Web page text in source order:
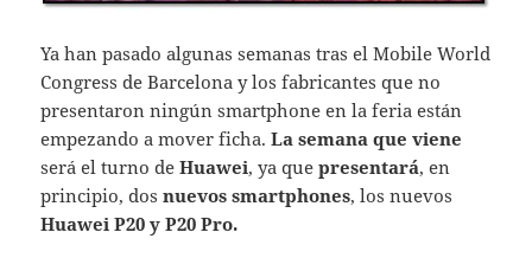
Ya han pasado algunas semanas tras el Mobile World
Congress de Barcelona y los fabricantes que no
presentaron ningún smartphone en la feria están
empezando a mover ficha.La semana que viene
será el turno deHuawei, ya quepresentará, en
principio, dosnuevos smartphones, los nuevos
Huawei P20 y P20 Pro.